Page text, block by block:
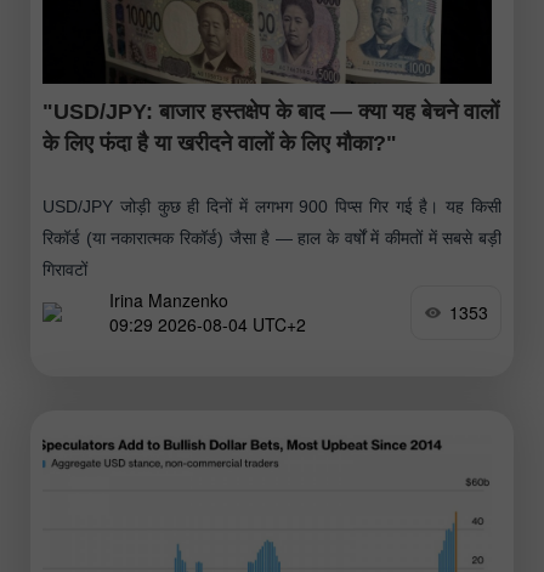
"USD/JPY: बाजार हस्तक्षेप के बाद — क्या यह बेचने वालों
के लिए फंदा है या खरीदने वालों के लिए मौका?"
USD/JPY जोड़ी कुछ ही दिनों में लगभग 900 पिप्स गिर गई है। यह किसी
रिकॉर्ड (या नकारात्मक रिकॉर्ड) जैसा है — हाल के वर्षों में कीमतों में सबसे बड़ी
गिरावटों
Irina Manzenko
09:29 2026-08-04 UTC+2
1353